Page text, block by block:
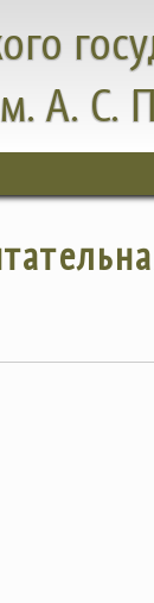
А. С.